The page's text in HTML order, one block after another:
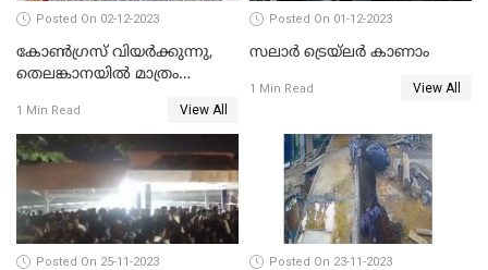
Posted On 02-12-2023
കോണ്‍ഗ്രസ് വിയര്‍ക്കുന്നു,
തെലങ്കാനയില്‍ മാത്രം
1 Min Read View All
Posted On 01-12-2023
സലാര്‍ ട്രെയ്‌ലർ കാണാം
1 Min Read View All
Posted On 25-11-2023 Posted On 23-11-2023